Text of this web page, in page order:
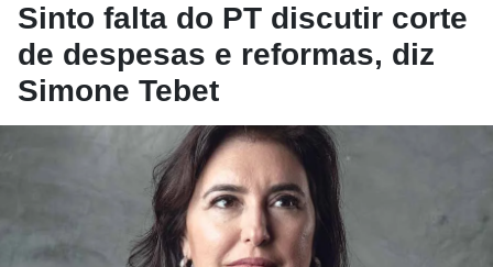
Sinto falta do PT discutir corte
de despesas e reformas, diz
Simone Tebet